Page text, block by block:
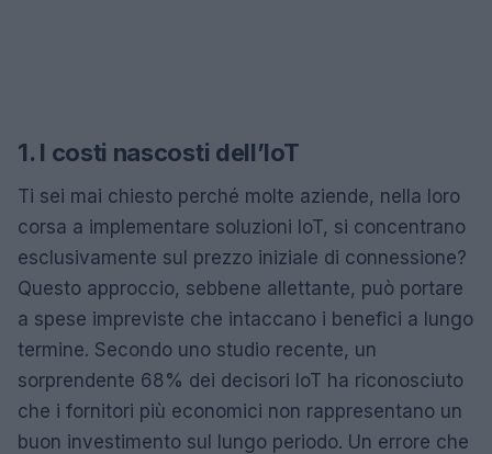
1. I costi nascosti dell’IoT
Ti sei mai chiesto perché molte aziende, nella loro
corsa a implementare soluzioni IoT, si concentrano
esclusivamente sul prezzo iniziale di connessione?
Questo approccio, sebbene allettante, può portare
a spese impreviste che intaccano i benefici a lungo
termine. Secondo uno studio recente, un
sorprendente 68% dei decisori IoT ha riconosciuto
che i fornitori più economici non rappresentano un
buon investimento sul lungo periodo. Un errore che